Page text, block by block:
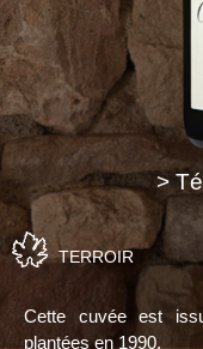
>
TERROIR
Cette cuvée est
plantées en 1990.